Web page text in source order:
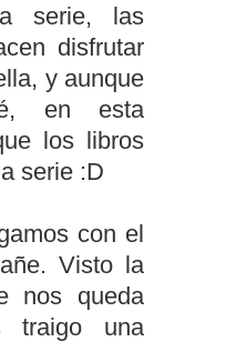
serie, las
disfrutar
y aunque
en esta
los libros
serie :D
con el
Visto la
nos queda
traigo una